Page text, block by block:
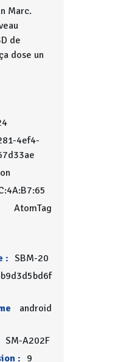
Marc.
de
dose un
4ef4-
AtomTag
: SBM-20
android
SM-A202F
: 9